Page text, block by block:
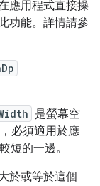
應用程式直接操
功能。詳情請參
是螢幕空
必須適用於應
短的一邊。
於或等於這個